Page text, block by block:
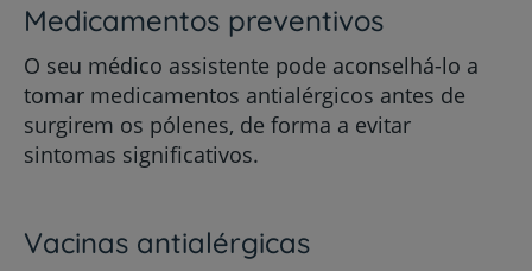
Medicamentos preventivos
O seu médico assistente pode aconselhá-lo a
tomar medicamentos antialérgicos antes de
surgirem os pólenes, de forma a evitar
sintomas significativos.
Vacinas antialérgicas